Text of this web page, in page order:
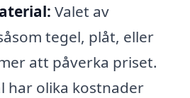
Valet av
tegel, plåt, eller
att påverka priset.
har olika kostnader